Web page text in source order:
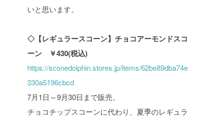
いと思います。
◇【レギュラースコーン】チョコアーモンドスコ
ーン ￥430(税込)
https://sconedolphin.stores.jp/items/62be89dba74e
330a5196cbcd
7月1日～9月30日まで販売。
チョコチップスコーンに代わり、夏季のレギュラ